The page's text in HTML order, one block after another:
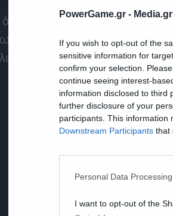
PowerGame.gr - Media.gr
If you wish to opt-out of the
sensitive information for
confirm your selection.
continue seeing interest-
information disclosed to third
further disclosure of your
participants. This information
Downstream Participants that
Personal Data
I want to opt-out of the
όσα κυκλοφορούν εσχάτως σε
να γίνουν πρέσβεις. Βλέπετε,
ονειρεύεται.